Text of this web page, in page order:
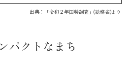
出典：「令和２年国勢調査」(総務省)より
パクトなまち